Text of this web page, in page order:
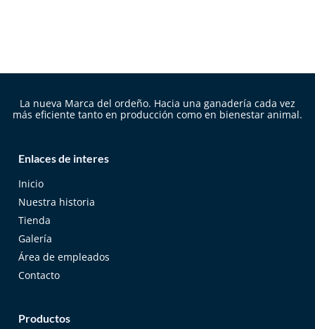
La nueva Marca del ordeño. Hacia una ganadería cada vez
más eficiente tanto en producción como en bienestar animal.
Enlaces de interes
Inicio
Nuestra historia
Tienda
Galería
Área de empleados
Contacto
Productos